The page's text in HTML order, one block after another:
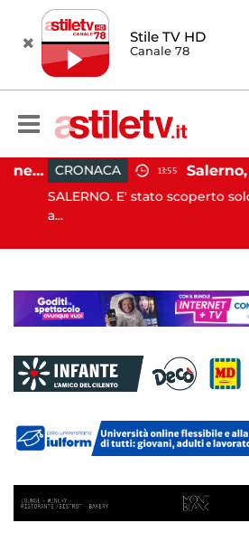
Stile TV HD
Canale 78
Capaccio Paestum, evasione tassa di soggiorno: scoperte 49 strutture fantasma, elevate 132 sanzioni CRONACA 13:55
SALERNO. E' stato scoperto solo